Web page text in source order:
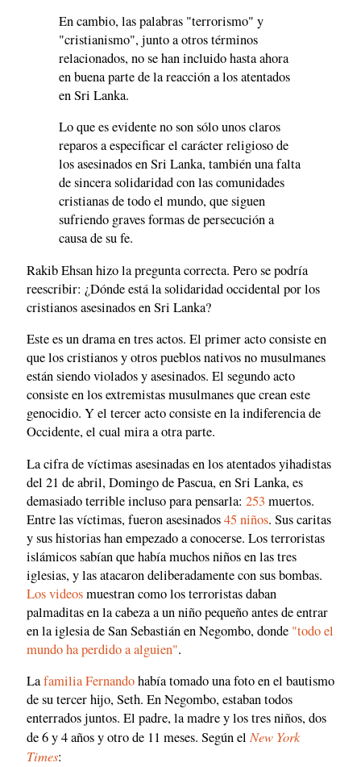
En cambio, las palabras "terrorismo" y
"cristianismo", junto a otros términos
relacionados, no se han incluido hasta ahora
en buena parte de la reacción a los atentados
en Sri Lanka.
Lo que es evidente no son sólo unos claros
reparos a especificar el carácter religioso de
los asesinados en Sri Lanka, también una falta
de sincera solidaridad con las comunidades
cristianas de todo el mundo, que siguen
sufriendo graves formas de persecución a
causa de su fe.
Rakib Ehsan hizo la pregunta correcta. Pero se podría
reescribir: ¿Dónde está la solidaridad occidental por los
cristianos asesinados en Sri Lanka?
Este es un drama en tres actos. El primer acto consiste en
que los cristianos y otros pueblos nativos no musulmanes
están siendo violados y asesinados. El segundo acto
consiste en los extremistas musulmanes que crean este
genocidio. Y el tercer acto consiste en la indiferencia de
Occidente, el cual mira a otra parte.
La cifra de víctimas asesinadas en los atentados yihadistas
del 21 de abril, Domingo de Pascua, en Sri Lanka, es
demasiado terrible incluso para pensarla: 253 muertos.
Entre las víctimas, fueron asesinados45 niños. Sus caritas
y sus historias han empezado a conocerse. Los terroristas
islámicos sabían que había muchos niños en las tres
iglesias, y las atacaron deliberadamente con sus bombas.
Los videosmuestran como los terroristas daban
palmaditas en la cabeza a un niño pequeño antes de entrar
en la iglesia de San Sebastián en Negombo, donde "todo el
mundo ha perdido a alguien".
Lafamilia Fernandohabía tomado una foto en el bautismo
de su tercer hijo, Seth. En Negombo, estaban todos
enterrados juntos. El padre, la madre y los tres niños, dos
de 6 y 4 años y otro de 11 meses. Según el New York
Times: